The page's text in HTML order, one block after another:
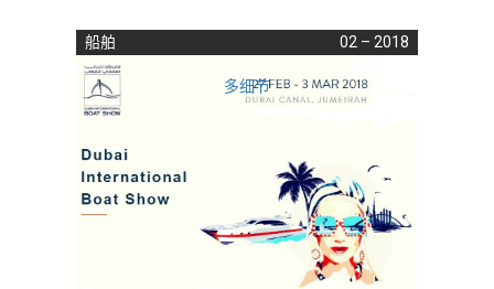
船舶 02 – 2018
多细节